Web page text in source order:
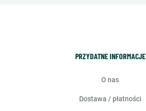
PRZYDATNE INFORMACJE
o nas
dostawa / płatności